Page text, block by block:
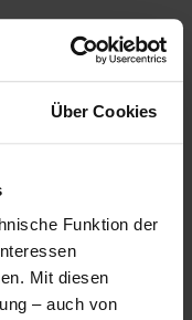
Über Cookies
Funktion der
Mit diesen
– auch von
See